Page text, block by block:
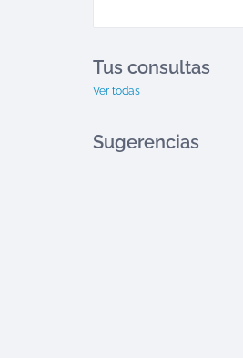
Tus consultas
Ver todas
Sugerencias